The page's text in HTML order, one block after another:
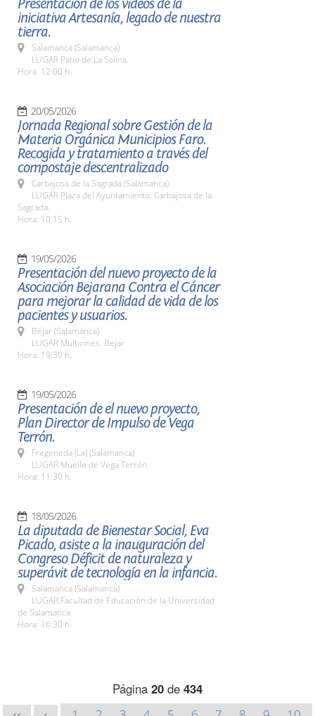
Presentación de los videos de la
iniciativa Artesanía, legado de nuestra
tierra.
Salamanca (Salamanca)
LUGAR Patio de La Salina.
Hora: 12:00 h.
20/05/2026
Jornada Regional sobre Gestión de la
Materia Orgánica Municipios Faro.
Recogida y tratamiento a través del
compostaje descentralizado
Carbajosa de la Sagrada (Salamanca)
LUGAR Plaza del Ayuntamiento. Carbajosa de la
Sagrada.
Hora: 10:15 h.
19/05/2026
Presentación del nuevo proyecto de la
Asociación Bejarana Contra el Cáncer
para mejorar la calidad de vida de los
pacientes y usuarios.
Béjar (Salamanca)
LUGAR Multicines. Bejar
Hora: 19:30 h.
19/05/2026
Presentación de el nuevo proyecto,
Plan Director de Impulso de Vega
Terrón.
Fregeneda (La) (Salamanca)
LUGAR Muelle de Vega Terrón
Hora: 11:30 h.
18/05/2026
La diputada de Bienestar Social, Eva
Picado, asiste a la inauguración del
Congreso Déficit de naturaleza y
superávit de tecnología en la infancia.
Salamanca (Salamanca)
LUGAR Facultad de Educación de la Universidad
de Salamanca
Hora: 16:30 h.
Página 20 de 434